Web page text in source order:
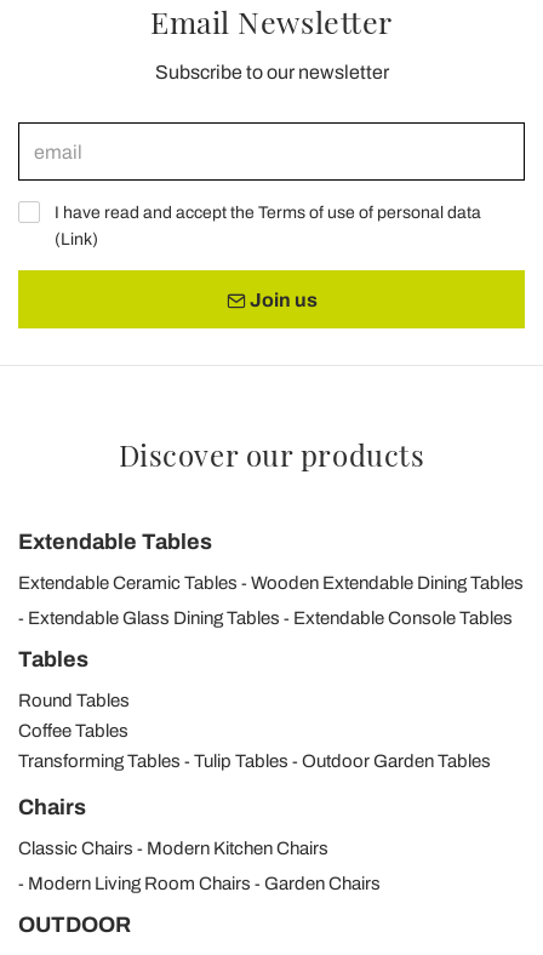
Email Newsletter
Subscribe to our newsletter
I have read and accept the Terms of use of personal data
(Link)
Join us
Discover our products
Extendable Tables
Extendable Ceramic Tables
Wooden Extendable Dining Tables
Extendable Glass Dining Tables
Extendable Console Tables
Tables
Round Tables
Coffee Tables
Transforming Tables
Tulip Tables Outdoor Garden Tables
Chairs
Classic Chairs
Modern Kitchen Chairs
Modern Living Room Chairs
Garden Chairs
OUTDOOR